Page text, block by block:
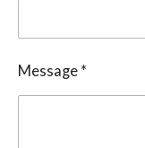
Message *